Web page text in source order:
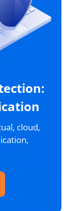
cloud,